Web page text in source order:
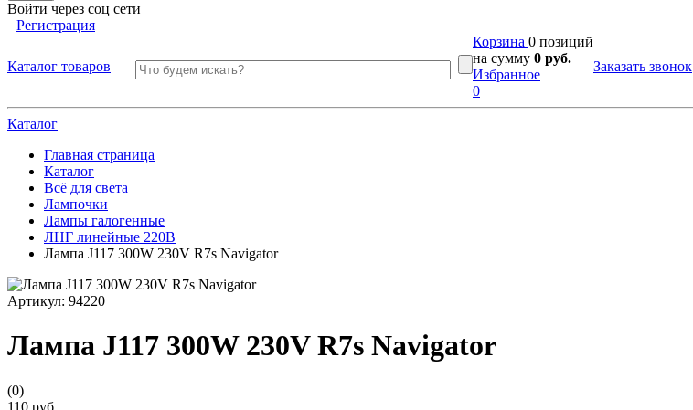
Войти через соц сети
Регистрация
Каталог товаров
Корзина 0 позиций
на сумму 0 руб.
Избранное
0
Заказать звонок
Каталог
Главная страница
Каталог
Всё для света
Лампочки
Лампы галогенные
ЛНГ линейные 220В
Лампа J117 300W 230V R7s Navigator
Артикул: 94220
Лампа J117 300W 230V R7s Navigator
(0)
110 руб.